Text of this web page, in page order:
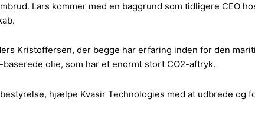
Lars kommer med en baggrund som tidligere CEO
Kristoffersen, der begge har erfaring inden for den
olie, som har et enormt stort CO2-aftryk.
hjælpe Kvasir Technologies med at udbrede og